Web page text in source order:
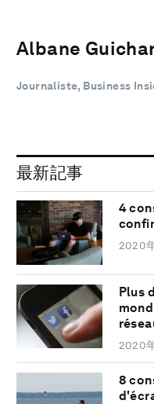
Albane
Journaliste, Business
最新記事
4
2020
Plus
2020
8